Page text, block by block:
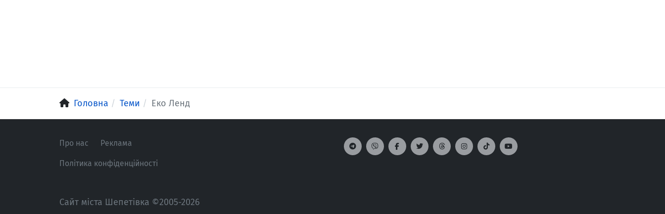
Головна Теми Еко Ленд
Про нас Реклама
Політика конфіденційності
Сайт міста Шепетівка ©2005-2026